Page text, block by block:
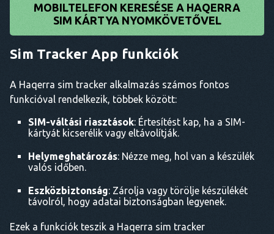
MOBILTELEFON KERESÉSE A HAQERRA
SIM KÁRTYA NYOMKÖVETŐVEL
Sim Tracker App funkciók
A Haqerra sim tracker alkalmazás számos fontos
funkcióval rendelkezik, többek között:
SIM-váltási riasztások: Értesítést kap, ha a SIM-
kártyát kicserélik vagy eltávolítják.
Helymeghatározás: Nézze meg, hol van a készülék
valós időben.
Eszközbiztonság: Zárolja vagy törölje készülékét
távolról, hogy adatai biztonságban legyenek.
Ezek a funkciók teszik a Haqerra sim tracker